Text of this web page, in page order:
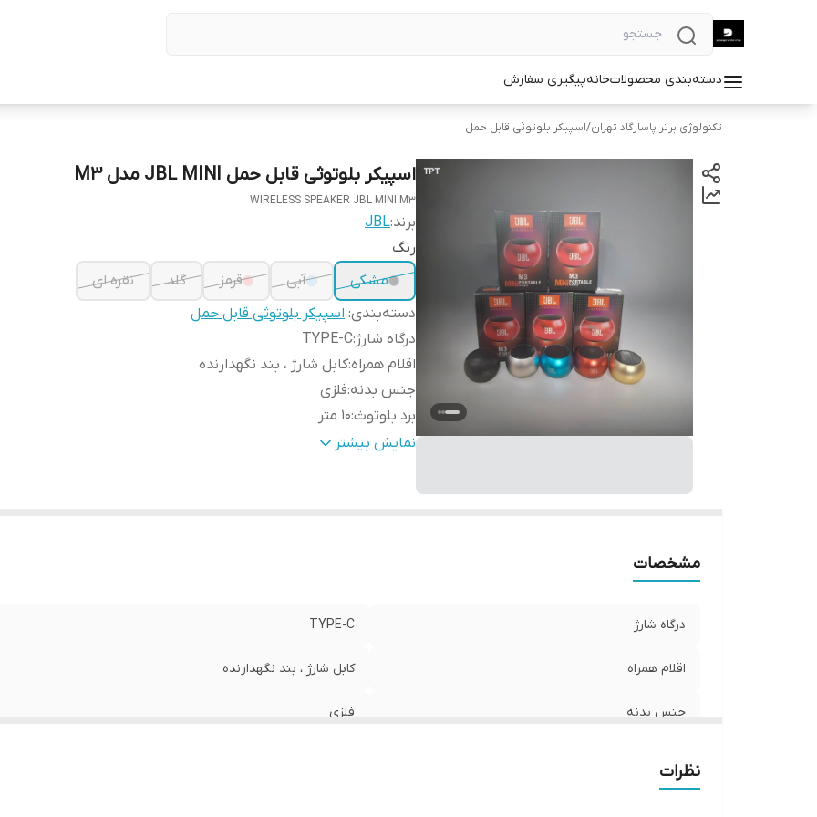
دسته‌بندی محصولاتخانهپیگیری سفارش
تکنولوژی برتر پاسارگاد تهران/اسپیکر بلوتوثی قابل حمل
اسپیکر بلوتوثی قابل حمل JBL MINI مدل M3
WIRELESS SPEAKER JBL MINI M3
برند:JBL
رنگ
مشکی
آبی قرمز گلد
نقره ای
دسته‌بندی: اسپیکر بلوتوثی قابل حمل
درگاه شارژ:
TYPE-C
اقلام همراه:کابل شارژ ، بند نگهدارنده
جنس بدنه:فلزی
برد بلوتوث:10 متر
درگاه کارت SD
:ندارد نمایش بیشتر
مشخصات
درگاه شارژ TYPE-C
اقلام همراه کابل شارژ ، بند نگهدارنده
جنس بدنه فلزی
نظرات